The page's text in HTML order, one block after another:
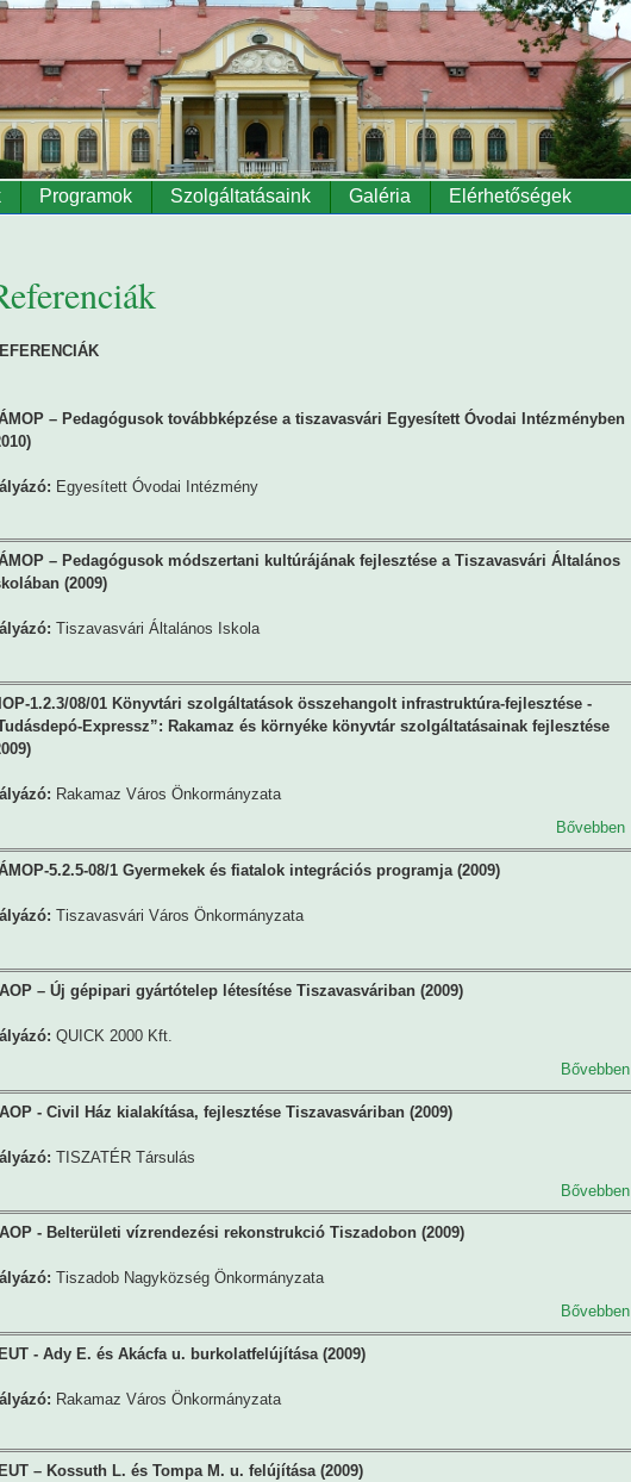
Programok Szolgáltatásaink Galéria Elérhetőségek
– Pedagógusok továbbképzése a tiszavasvári Egyesített Óvodai Intézményben
Egyesített Óvodai Intézmény
– Pedagógusok módszertani kultúrájának fejlesztése a Tiszavasvári Általános
(2009)
Tiszavasvári Általános Iskola
1.2.3/08/01 Könyvtári szolgáltatások összehangolt infrastruktúra-fejlesztése -
Expressz”: Rakamaz és környéke könyvtár szolgáltatásainak fejlesztése
Rakamaz Város Önkormányzata
Bővebben
5.2.5-08/1 Gyermekek és fiatalok integrációs programja (2009)
Tiszavasvári Város Önkormányzata
– Új gépipari gyártótelep létesítése Tiszavasváriban (2009)
QUICK 2000 Kft.
Bővebben
- Civil Ház kialakítása, fejlesztése Tiszavasváriban (2009)
TISZATÉR Társulás
Bővebben
- Belterületi vízrendezési rekonstrukció Tiszadobon (2009)
Tiszadob Nagyközség Önkormányzata
Bővebben
- Ady E. és Akácfa u. burkolatfelújítása (2009)
Rakamaz Város Önkormányzata
– Kossuth L. és Tompa M. u. felújítása (2009)